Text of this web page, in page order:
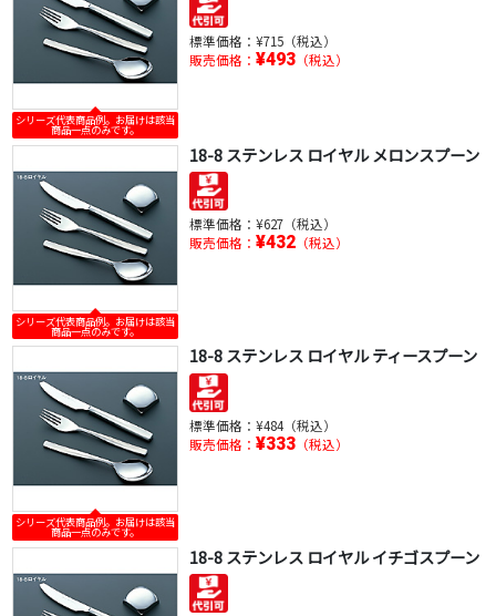
シリーズ代表商品例。お届けは該当
商品一点のみです。
標準価格： ¥715（税込）
販売価格： ¥493（税込）
シリーズ代表商品例。お届けは該当
商品一点のみです。
18-8 ステンレス ロイヤル メロンスプーン
標準価格： ¥627（税込）
販売価格： ¥432（税込）
シリーズ代表商品例。お届けは該当
商品一点のみです。
18-8 ステンレス ロイヤル ティースプーン
標準価格： ¥484（税込）
販売価格： ¥333（税込）
18-8 ステンレス ロイヤル イチゴスプーン